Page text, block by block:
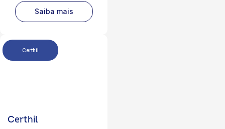
Saiba mais
Certhil
Certhil